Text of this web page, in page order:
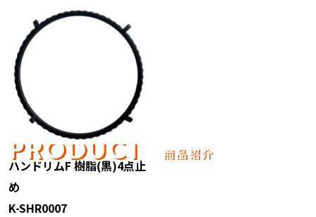
PRODUCT 商品紹介
ハンドリムF 樹脂(黒)4点止
め
K-SHR0007